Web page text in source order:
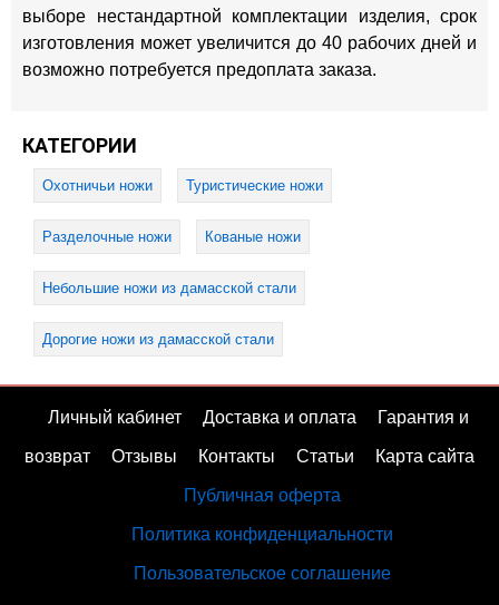
выборе нестандартной комплектации изделия, срок
изготовления может увеличится до 40 рабочих дней и
возможно потребуется предоплата заказа.
КАТЕГОРИИ
Охотничьи ножи Туристические ножи
Разделочные ножи Кованые ножи
Небольшие ножи из дамасской стали
Дорогие ножи из дамасской стали
Личный кабинет Доставка и оплата Гарантия и
возврат Отзывы Контакты Статьи Карта сайта
Публичная оферта
Политика конфиденциальности
Пользовательское соглашение